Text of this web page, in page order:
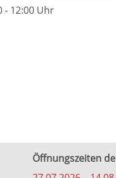
- 12:00 Uhr
Öffnungszeiten